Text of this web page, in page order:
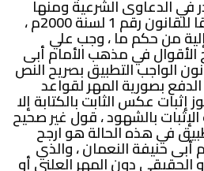
في الدعاوى الشرعية ومنها
دعوى التطليق خلعا طبقا للقانون رقم 1 لسنة 2000م ،
إلية من حكم ما ، وجب علي
الأقوال في مذهب الأمام أبى
الواجب التطبيق بصريح النص
بصورية المهر لقواعد
إثبات عكس الثابت بالكتابة إلا
بالشهود ، قول غير صحيح
في هذه الحالة هو ارجح
حنيفة النعمان ، والذي
الحقيقي دون المهر العلني أو